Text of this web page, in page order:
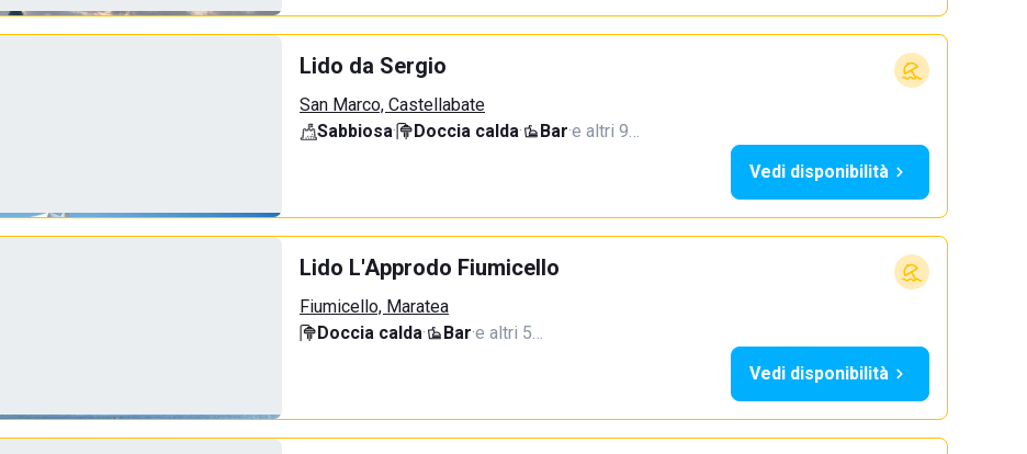
Lido da Sergio
San Marco, Castellabate
Sabbiosa· Doccia calda· Bar·e altri 9…
Vedi disponibilità
Lido L'Approdo Fiumicello
Fiumicello, Maratea
Doccia calda· Bar·e altri 5…
Vedi disponibilità